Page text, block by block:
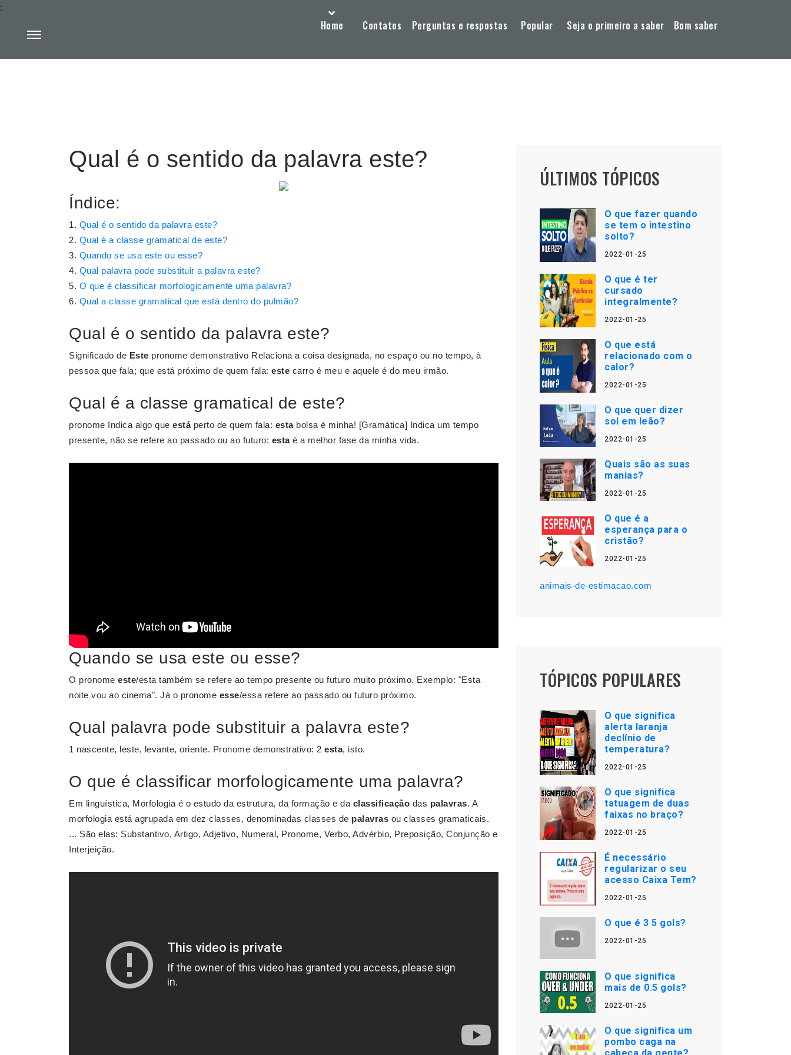
Home Contatos Perguntas e respostas Popular Seja o primeiro a saber Bom saber
:
Qual é o sentido da palavra este?
Índice:
Qual é o sentido da palavra este?
Qual é a classe gramatical de este?
Quando se usa este ou esse?
Qual palavra pode substituir a palavra este?
O que é classificar morfologicamente uma palavra?
Qual a classe gramatical que está dentro do pulmão?
Qual é o sentido da palavra este?
Significado de Este pronome demonstrativo Relaciona a coisa designada, no espaço ou no tempo, à
pessoa que fala; que está próximo de quem fala: este carro é meu e aquele é do meu irmão.
Qual é a classe gramatical de este?
pronome Indica algo que estáperto de quem fala: estabolsa é minha! [Gramática] Indica um tempo
presente, não se refere ao passado ou ao futuro: estaé a melhor fase da minha vida.
Quando se usa este ou esse?
O pronome este/esta também se refere ao tempo presente ou futuro muito próximo. Exemplo: "Esta
noite vou ao cinema". Já o pronome esse/essa refere ao passado ou futuro próximo.
Qual palavra pode substituir a palavra este?
1 nascente, leste, levante, oriente. Pronome demonstrativo: 2 esta, isto.
O que é classificar morfologicamente uma palavra?
Em linguística, Morfologia é o estudo da estrutura, da formação e da classificação das palavras. A
morfologia está agrupada em dez classes, denominadas classes de palavras ou classes gramaticais.
... São elas: Substantivo, Artigo, Adjetivo, Numeral, Pronome, Verbo, Advérbio, Preposição, Conjunção e
Interjeição.
ÚLTIMOS TÓPICOS
O que fazer quando
se tem o intestino
solto?
2022-01-25
O que é ter
cursado
integralmente?
2022-01-25
O que está
relacionado com o
calor?
2022-01-25
O que quer dizer
sol em leão?
2022-01-25
Quais são as suas
manias?
2022-01-25
O que é a
esperança para o
cristão?
2022-01-25
animais-de-estimacao.com
TÓPICOS POPULARES
O que significa
alerta laranja
declínio de
temperatura?
2022-01-25
O que significa
tatuagem de duas
faixas no braço?
2022-01-25
É necessário
regularizar o seu
acesso Caixa Tem?
2022-01-25
O que é 3 5 gols?
2022-01-25
O que significa
mais de 0.5 gols?
2022-01-25
O que significa um
pombo caga na